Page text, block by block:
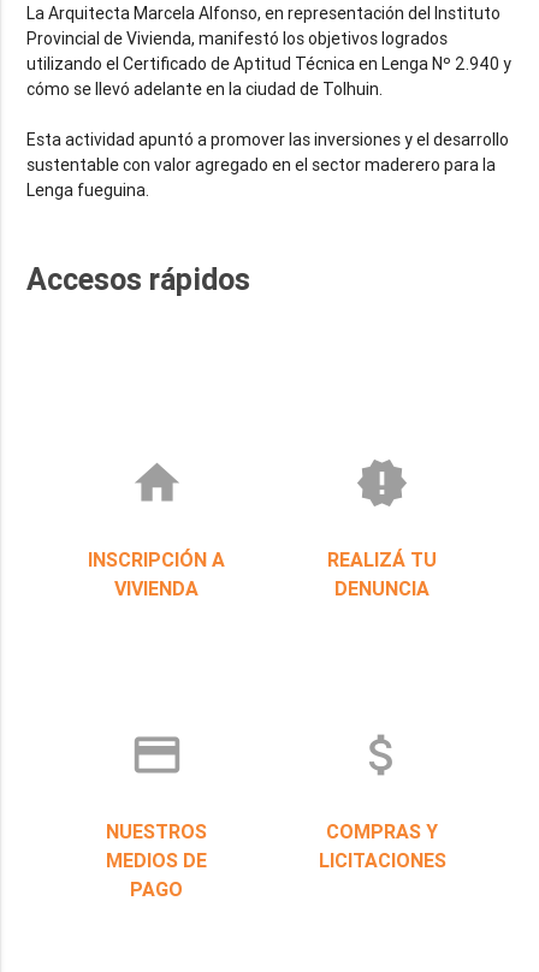
La Arquitecta Marcela Alfonso, en representación del Instituto
Provincial de Vivienda, manifestó los objetivos logrados
utilizando el Certificado de Aptitud Técnica en Lenga Nº 2.940 y
cómo se llevó adelante en la ciudad de Tolhuin.
Esta actividad apuntó a promover las inversiones y el desarrollo
sustentable con valor agregado en el sector maderero para la
Lenga fueguina.
Accesos rápidos
home
INSCRIPCIÓN A
VIVIENDA
new_releases
REALIZÁ TU
DENUNCIA
credit_card
NUESTROS
MEDIOS DE
PAGO
attach_money
COMPRAS Y
LICITACIONES